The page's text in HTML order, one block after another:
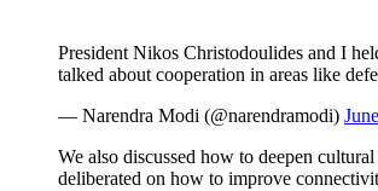
President Nikos Christodoulides and I
talked about cooperation in areas like
— Narendra Modi (@narendramodi)
We also discussed how to deepen
deliberated on how to improve